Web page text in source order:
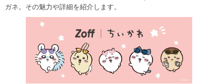
ガネ。その魅力や詳細を紹介します。